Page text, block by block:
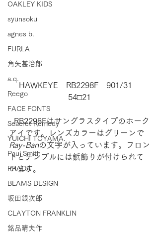
OAKLEY KIDS
syunsoku
agnes b.
FURLA
角矢甚治郎
a.q.
Reego
FACE FONTS
Seacret Remedy
YUICHI TOYAMA.
Paul Smith
PRADA
BEAMS DESIGN
坂田銀次郎
CLAYTON FRANKLIN
銘品晴夫作
HAWKEYE　RB2298F　901/31
54□21
  RB2298Fはサングラスタイプのホーク
アイです。レンズカラーはグリーンで
Ray-Banの文字が入っています。フロン
トとテンプルには鋲飾りが付けられて
います。